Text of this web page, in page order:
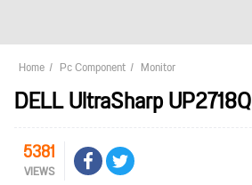
Home Pc Component Monitor
DELL UltraSharp UP2718Q
5381
VIEWS